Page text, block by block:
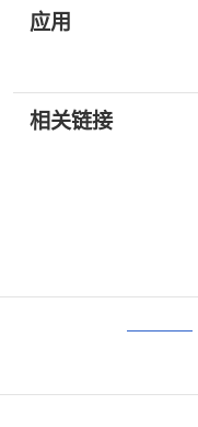
应用
相关链接